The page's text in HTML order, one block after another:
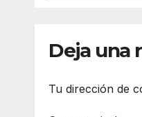
Deja una
Tu dirección de